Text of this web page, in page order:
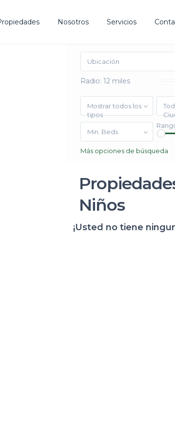
Nosotros Servicios
Radio: 12 miles
Mostrar todos los
tipos
Min. Beds
Más opciones de búsqueda
Niños
¡Usted no tiene
DE INVERSIÓN EN EL